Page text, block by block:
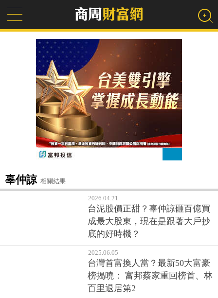
辜仲諒 相關結果
2026.04.21
台泥股價正甜？辜仲諒砸百億買
成最大股東，現在是跟著大戶抄
底的好時機？
2025.06.05
台灣首富換人當？最新50大富豪
榜揭曉： 富邦蔡家重回榜首、林
百里退居第2